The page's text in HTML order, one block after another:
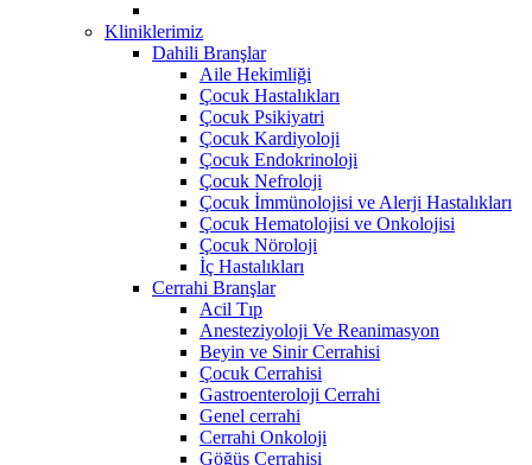
Kliniklerimiz
Dahili Branşlar
Aile Hekimliği
Çocuk Hastalıkları
Çocuk Psikiyatri
Çocuk Kardiyoloji
Çocuk Endokrinoloji
Çocuk Nefroloji
Çocuk İmmünolojisi ve Alerji Hastalıkları
Çocuk Hematolojisi ve Onkolojisi
Çocuk Nöroloji
İç Hastalıkları
Cerrahi Branşlar
Acil Tıp
Anesteziyoloji Ve Reanimasyon
Beyin ve Sinir Cerrahisi
Çocuk Cerrahisi
Gastroenteroloji Cerrahi
Genel cerrahi
Cerrahi Onkoloji
Göğüs Cerrahisi